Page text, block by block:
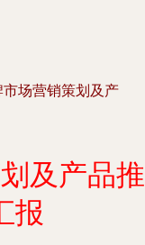
场营销策划及产
及产品推
报